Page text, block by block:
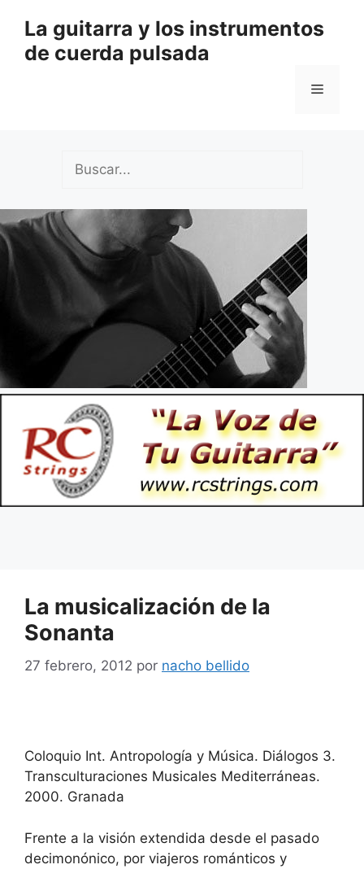
contenido
La guitarra y los instrumentos
de cuerda pulsada
Menú
La musicalización de la
Sonanta
27 febrero, 2012 por nacho bellido
Coloquio Int. Antropología y Música. Diálogos 3.
Transculturaciones Musicales Mediterráneas.
2000. Granada
Frente a la visión extendida desde el pasado
decimonónico, por viajeros románticos y